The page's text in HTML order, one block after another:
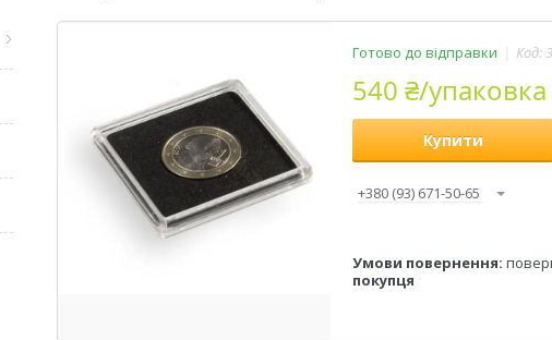
Готово до відправки Код:
540 ₴/упаковка
Купити
+380 (93) 671-50-65
покупця